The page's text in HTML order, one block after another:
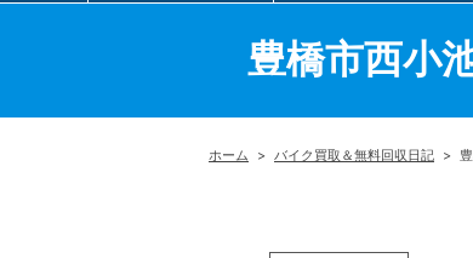
豊橋市西小
ホーム > バイク買取＆無料回収日記 >